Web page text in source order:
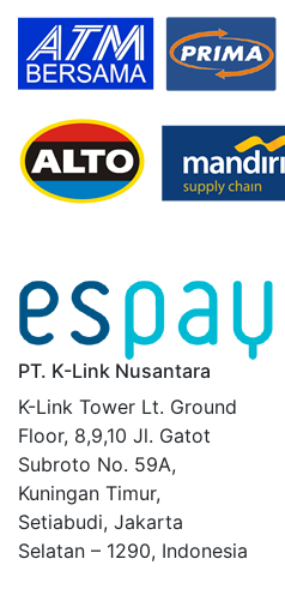
PT. K-Link Nusantara
K-Link Tower Lt. Ground
Floor, 8,9,10 Jl. Gatot
Subroto No. 59A,
Kuningan Timur,
Setiabudi, Jakarta
Selatan – 1290, Indonesia